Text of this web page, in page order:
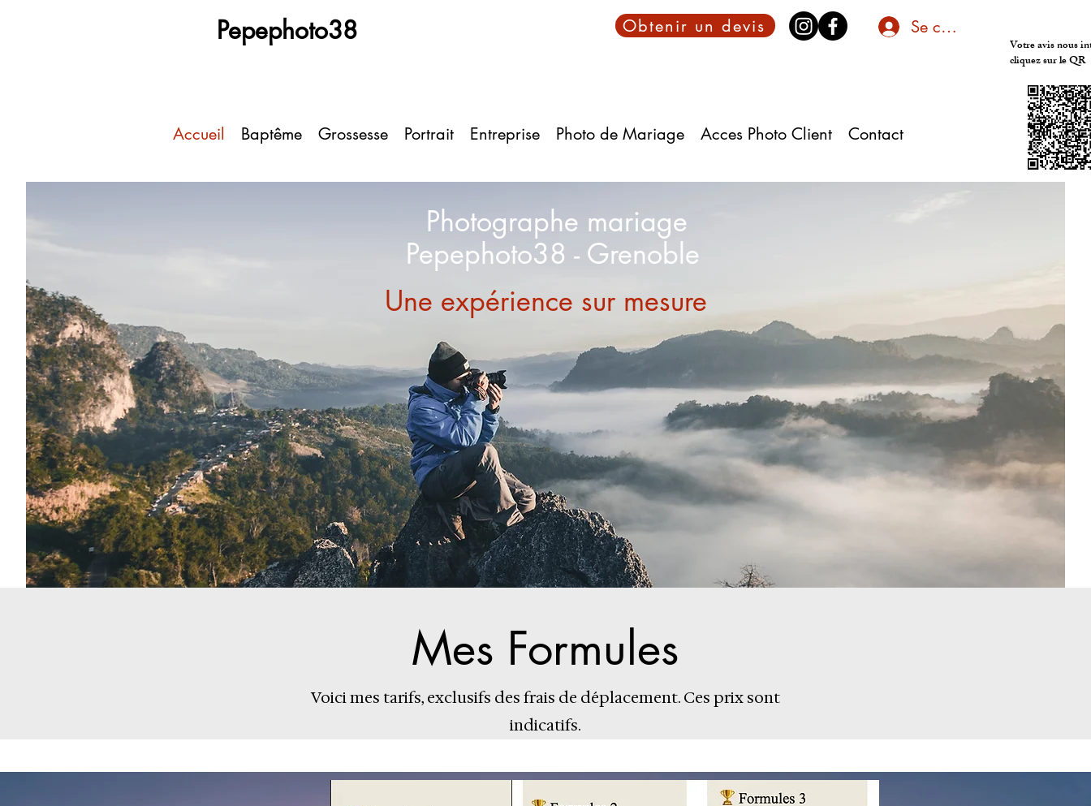
Pepephoto38 Obtenir un devis Se connecter
Accueil Baptême Grossesse Portrait Entreprise Photo de Mariage Acces Photo Client Contact
Votre avis nous
cliquez sur le QR
Photographe mariage
Pepephoto38 - Grenoble
Une expérience sur mesure
Mes Formules
Voici mes tarifs, exclusifs des frais de déplacement. Ces prix sont
indicatifs.